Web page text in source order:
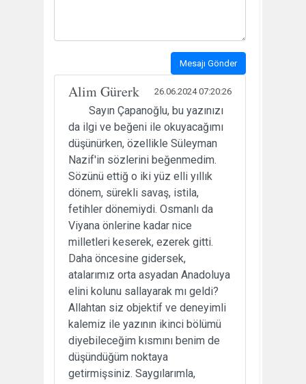
Mesajı Gönder
Alim Gürerk 26.06.2024 07:20:26
Sayın Çapanoğlu, bu yazınızı
da ilgi ve beğeni ile okuyacağımı
düşünürken, özellikle Süleyman
Nazif'in sözlerini beğenmedim.
Sözünü ettiğ o iki yüz elli yıllık
dönem, sürekli savaş, istila,
fetihler dönemiydi. Osmanlı da
Viyana önlerine kadar nice
milletleri keserek, ezerek gitti.
Daha öncesine gidersek,
atalarımız orta asyadan Anadoluya
elini kolunu sallayarak mı geldi?
Allahtan siz objektif ve deneyimli
kalemiz ile yazının ikinci bölümü
diyebileceğim kısmını benim de
düşündüğüm noktaya
getirmişsiniz. Saygılarımla,